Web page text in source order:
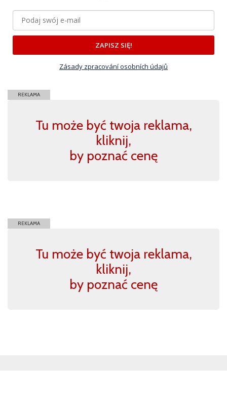
ZAPISZ SIĘ!
Zásady zpracování osobních údajů
REKLAMA
Tu może być twoja reklama,
kliknij,
by poznać cenę
REKLAMA
Tu może być twoja reklama,
kliknij,
by poznać cenę